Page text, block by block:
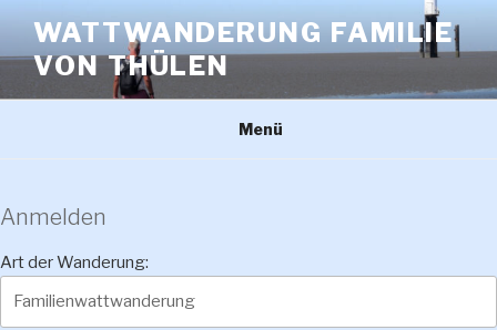
Inhalt
springen
WATTWANDERUNG FAMILIE
VON THÜLEN
Menü
Anmelden
Art der Wanderung: